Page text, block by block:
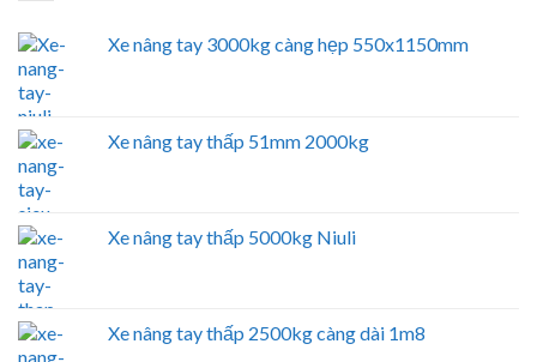
Xe nâng tay 3000kg càng hẹp 550x1150mm
Xe nâng tay thấp 51mm 2000kg
Xe nâng tay thấp 5000kg Niuli
Xe nâng tay thấp 2500kg càng dài 1m8